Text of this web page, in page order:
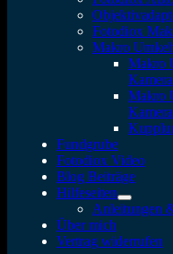
Fotodiox
Makro
Makro
Kamera
Makro
Kamera
Fundgrube
Fotodiox Video
Blog Beiträge
Hilfeseiten
Anleitungen
Über mich
Vertrag widerrufen